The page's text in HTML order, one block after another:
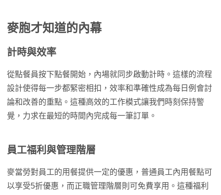
麥胞才知道的內幕
計時與效率
從點餐員按下點餐開始，內場就同步啟動計時。這樣的流程
設計使得每一步都緊密相扣，效率和準確性成為每日例會討
論和改善的重點。這種高效的工作模式讓我們時刻保持警
覺，力求在最短的時間內完成每一筆訂單。
員工福利與管理階層
麥當勞對員工的用餐提供一定的優惠，普通員工內用餐點可
以享受5折優惠，而正職管理階層則可免費享用。這種福利